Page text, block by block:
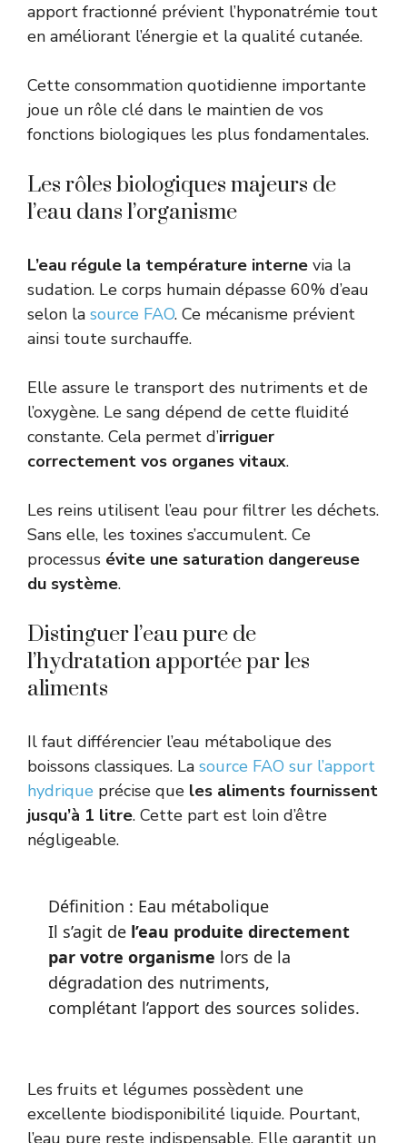
apport fractionné prévient l’hyponatrémie tout
en améliorant l’énergie et la qualité cutanée.
Cette consommation quotidienne importante
joue un rôle clé dans le maintien de vos
fonctions biologiques les plus fondamentales.
Les rôles biologiques majeurs de
l’eau dans l’organisme
L’eau régule la température interne via la
sudation. Le corps humain dépasse 60% d’eau
selon la source FAO. Ce mécanisme prévient
ainsi toute surchauffe.
Elle assure le transport des nutriments et de
l’oxygène. Le sang dépend de cette fluidité
constante. Cela permet d’irriguer
correctement vos organes vitaux.
Les reins utilisent l’eau pour filtrer les déchets.
Sans elle, les toxines s’accumulent. Ce
processus évite une saturation dangereuse
du système.
Distinguer l’eau pure de
l’hydratation apportée par les
aliments
Il faut différencier l’eau métabolique des
boissons classiques. La source FAO sur l’apport
hydrique précise que les aliments fournissent
jusqu’à 1 litre. Cette part est loin d’être
négligeable.
Définition : Eau métabolique
Il s’agit de l’eau produite directement
par votre organisme lors de la
dégradation des nutriments,
complétant l’apport des sources solides.
Les fruits et légumes possèdent une
excellente biodisponibilité liquide. Pourtant,
l’eau pure reste indispensable. Elle garantit un